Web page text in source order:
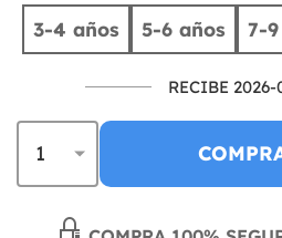
3-4 años 5-6 años 7-
RECIBE